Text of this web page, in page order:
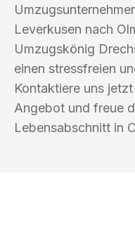
Leverkusen nach
Umzugskönig
einen stressfreien
Kontaktiere uns
Angebot und freue
Lebensabschnitt in